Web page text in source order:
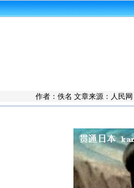
作者：佚名 文章来源： 人民网